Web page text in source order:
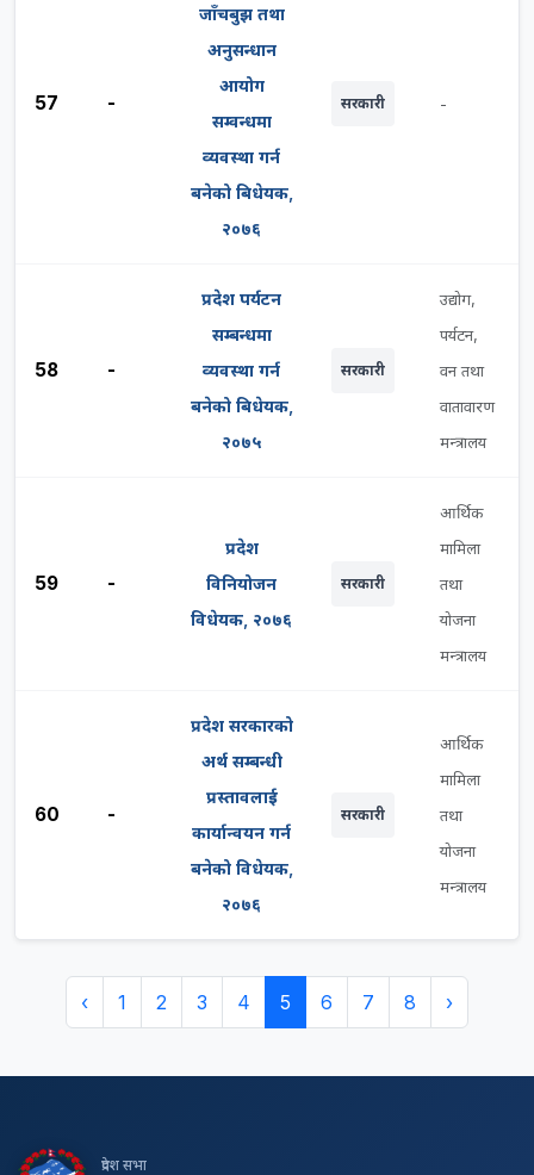
57 -
जाँचबुझ तथा
अनुसन्धान
आयोग
सम्वन्धमा
व्यवस्था गर्न
बनेको बिधेयक,
२०७६
सरकारी -
58 -
प्रदेश पर्यटन
सम्बन्धमा
व्यवस्था गर्न
बनेको बिधेयक,
२०७५
सरकारी
उद्योग,
पर्यटन,
वन तथा
वातावारण
मन्त्रालय
59 -
प्रदेश
विनियोजन
विधेयक, २०७६
सरकारी
आर्थिक
मामिला
तथा
योजना
मन्त्रालय
60 -
प्रदेश सरकारको
अर्थ सम्बन्धी
प्रस्तावलाई
कार्यान्वयन गर्न
बनेको विधेयक,
२०७६
सरकारी
आर्थिक
मामिला
तथा
योजना
मन्त्रालय
‹ 1 2 3 4 5 6 7 8 ›
प्रदेश सभा